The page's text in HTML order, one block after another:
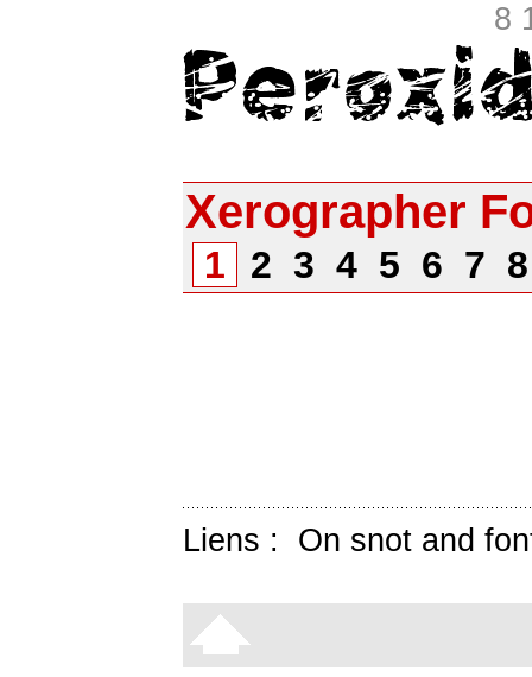
8
Xerographer
1 2 3 4 5 6 7
Liens : On snot and